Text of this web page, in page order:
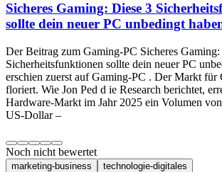
Sicheres Gaming: Diese 3
sollte dein neuer PC unbedingt
Der Beitrag zum Gaming-PC Sicheres
Sicherheitsfunktionen sollte dein neuer PC
erschien zuerst auf Gaming-PC . Der Markt für
floriert. Wie Jon Ped d ie Research berichtet,
Hardware-Markt im Jahr 2025 ein Volumen
US-Dollar –
Noch nicht bewertet
marketing-business technologie-digitales